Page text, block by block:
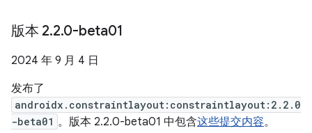
版本 2.2.0-beta01
2024 年 9 月 4 日
发布了
androidx.constraintlayout:constraintlayout:2.2.0
-beta01 。版本 2.2.0-beta01 中包含这些提交内容。